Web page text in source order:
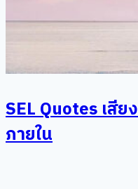
SEL Quotes เสี
ภายใน